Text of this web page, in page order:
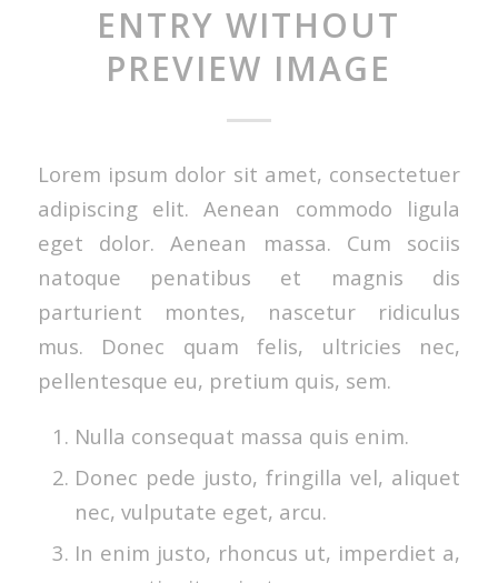
ENTRY WITHOUT
PREVIEW IMAGE
Lorem ipsum dolor sit amet, consectetuer
adipiscing elit. Aenean commodo ligula
eget dolor. Aenean massa. Cum sociis
natoque penatibus et magnis dis
parturient montes, nascetur ridiculus
mus. Donec quam felis, ultricies nec,
pellentesque eu, pretium quis, sem.
Nulla consequat massa quis enim.
Donec pede justo, fringilla vel, aliquet
nec, vulputate eget, arcu.
In enim justo, rhoncus ut, imperdiet a,